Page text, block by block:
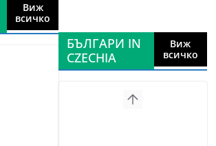
Виж
всичко
БЪЛГАРИ IN
CZECHIA
Виж
всичко